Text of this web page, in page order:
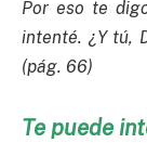
Por eso te
intenté. ¿Y tú,
(pág. 66)
Te puede